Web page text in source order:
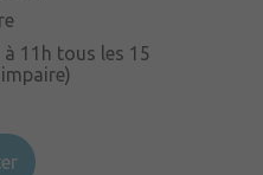
à 11h tous les 15